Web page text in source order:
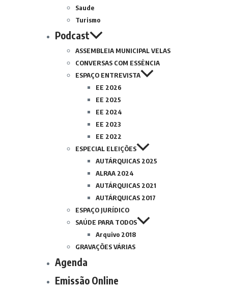
Saude
Turismo
Podcast
ASSEMBLEIA MUNICIPAL VELAS
CONVERSAS COM ESSÊNCIA
ESPAÇO ENTREVISTA
EE 2026
EE 2025
EE 2024
EE 2023
EE 2022
ESPECIAL ELEIÇÕES
AUTÁRQUICAS 2025
ALRAA 2024
AUTÁRQUICAS 2021
AUTÁRQUICAS 2017
ESPAÇO JURÍDICO
SAÚDE PARA TODOS
Arquivo 2018
GRAVAÇÕES VÁRIAS
Agenda
Emissão Online